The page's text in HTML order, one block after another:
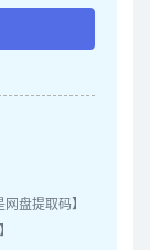
盘提取码】